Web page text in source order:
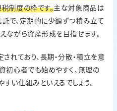
制度の枠です。主な対象商品は
で、定期的に少額ずつ積み立て
ながら資産形成を目指せます。
れており、長期・分散・積立を意
初心者でも始めやすく、無理の
い仕組みといえるでしょう。